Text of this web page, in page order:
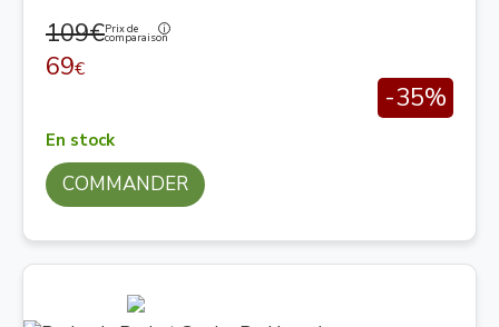
109€Prix de
comparaison
69€
-35%
En stock
COMMANDER